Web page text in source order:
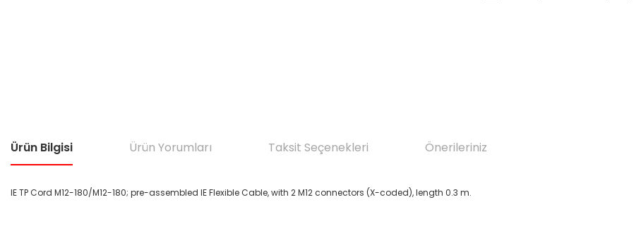
Ürün Bilgisi Ürün Yorumları Taksit Seçenekleri Önerileriniz
IE TP Cord M12-180/M12-180; pre-assembled IE Flexible Cable, with 2 M12 connectors (X-coded), length 0.3 m.